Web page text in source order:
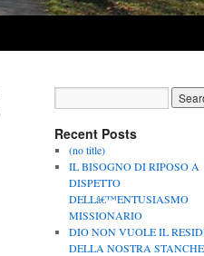
Recent Posts
(no title)
IL BISOGNO DI RIPOSO A
DISPETTO
DELLâ€™ENTUSIASMO
MISSIONARIO
DIO NON VUOLE IL
DELLA NOSTRA